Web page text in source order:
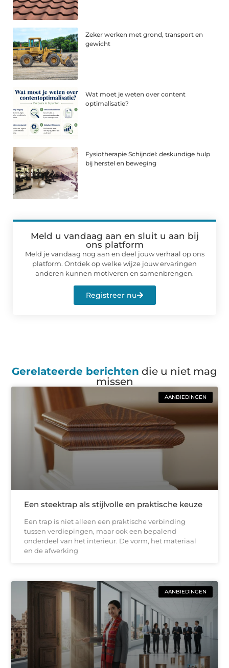
Zeker werken met grond, transport en
gewicht
Wat moet je weten over content
optimalisatie?
Fysiotherapie Schijndel: deskundige hulp
bij herstel en beweging
Meld u vandaag aan en sluit u aan bij
ons platform
Meld je vandaag nog aan en deel jouw verhaal op ons
platform. Ontdek op welke wijze jouw ervaringen
anderen kunnen motiveren en samenbrengen.
Registreer nu
Gerelateerde berichten die u niet mag
missen
AANBIEDINGEN
Een steektrap als stijlvolle en praktische keuze
Een trap is niet alleen een praktische verbinding
tussen verdiepingen, maar ook een bepalend
onderdeel van het interieur. De vorm, het materiaal
en de afwerking
AANBIEDINGEN